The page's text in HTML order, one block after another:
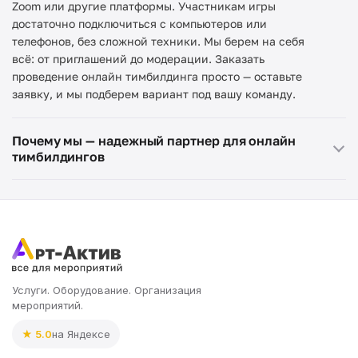
Zoom или другие платформы. Участникам игры
достаточно подключиться с компьютеров или
телефонов, без сложной техники. Мы берем на себя
всё: от приглашений до модерации. Заказать
проведение онлайн тимбилдинга просто — оставьте
заявку, и мы подберем вариант под вашу команду.
Почему мы — надежный партнер для онлайн
тимбилдингов
Услуги. Оборудование. Организация
мероприятий.
★ 5.0на Яндексе